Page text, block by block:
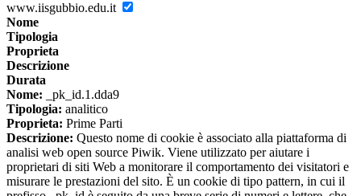
www.iisgubbio.edu.it
Nome
Tipologia
Proprieta
Descrizione
Durata
Nome: _pk_id.1.dda9
Tipologia: analitico
Proprieta: Prime Parti
Descrizione: Questo nome di cookie è associato alla piattaforma di
analisi web open source Piwik. Viene utilizzato per aiutare i
proprietari di siti Web a monitorare il comportamento dei visitatori e
misurare le prestazioni del sito. È un cookie di tipo pattern, in cui il